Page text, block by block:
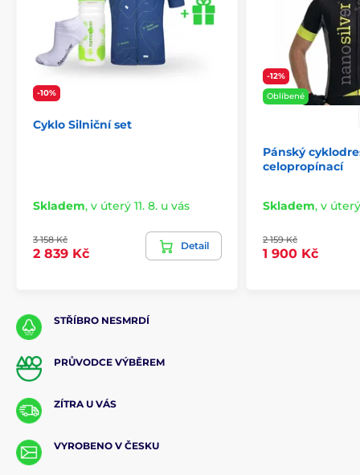
-10%
Cyklo Silniční set
Skladem, v úterý 11. 8. u vás
3 158 Kč
2 839 Kč
Detail
-12%
Oblíbené
Pánský
celopropínací
Skladem, v úterý
2 159 Kč
1 900 Kč
STŘÍBRO NESMRDÍ
PRŮVODCE VÝBĚREM
ZÍTRA U VÁS
VYROBENO V ČESKU